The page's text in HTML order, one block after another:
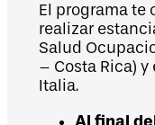
El programa te
realizar
Salud
– Costa Rica) y
Italia.